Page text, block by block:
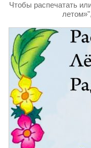
Чтобы распечатать